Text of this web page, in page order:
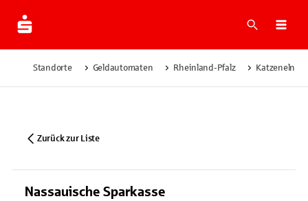
Suche
Standorte Geldautomaten Rheinland-Pfalz
Zurück zur Liste
Nassauische Sparkasse